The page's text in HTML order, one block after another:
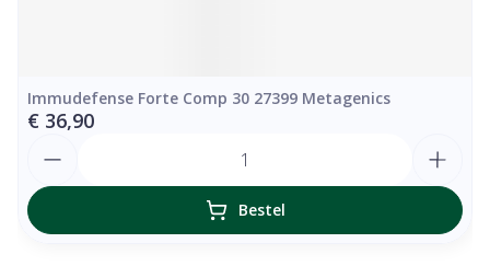
Immudefense Forte Comp 30 27399 Metagenics
€ 36,90
Bestel